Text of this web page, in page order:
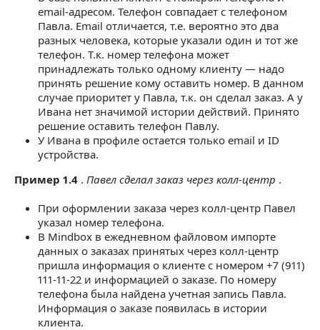
email-адресом. Телефон совпадает с телефоном
Павла. Email отличается, т.е. вероятно это два
разных человека, которые указали один и тот же
телефон. Т.к. номер телефона может
принадлежать только одному клиенту — надо
принять решение кому оставить номер. В данном
случае приоритет у Павла, т.к. он сделал заказ. А у
Ивана нет значимой истории действий. Принято
решение оставить телефон Павлу.
У Ивана в профиле остается только email и ID
устройства.
Пример 1.4 . Павел сделал заказ через колл-центр .
При оформлении заказа через колл-центр Павел
указал номер телефона.
В Mindbox в ежедневном файловом импорте
данных о заказах принятых через колл-центр
пришла информация о клиенте с номером +7 (911)
111-11-22 и информацией о заказе. По номеру
телефона была найдена учетная запись Павла.
Информация о заказе появилась в истории
клиента.